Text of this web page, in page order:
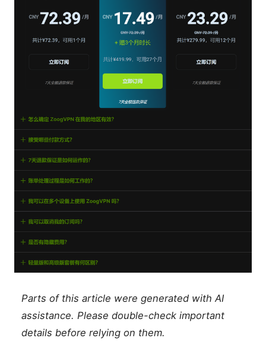
Parts of this article were generated with AI
assistance. Please double-check important
details before relying on them.